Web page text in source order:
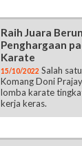
Raih Juara
Penghargaan
Karate
15/10/2022 Salah
Komang Doni
lomba karate
kerja keras.